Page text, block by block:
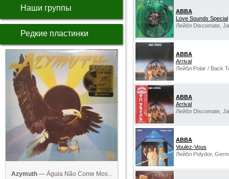
Наши группы
Редкие пластинки
Azymuth— Águia Não Come Mos...
ABBA
Love Sounds Special
Лейбл Discomate,
ABBA
Arrival
Лейбл Polar / Back
ABBA
Arrival
Лейбл Discomate,
ABBA
Voulez-Vous
Лейбл Polydor,